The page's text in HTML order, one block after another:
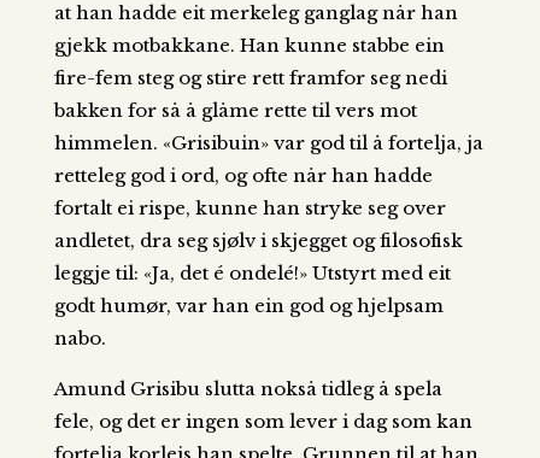
at han hadde eit merkeleg ganglag når han
gjekk motbakkane. Han kunne stabbe ein
fire-fem steg og stire rett framfor seg nedi
bakken for så å glåme rette til vers mot
himmelen. «Grisibuin» var god til å fortelja, ja
retteleg god i ord, og ofte når han hadde
fortalt ei rispe, kunne han stryke seg over
andletet, dra seg sjølv i skjegget og filosofisk
leggje til: «Ja, det é ondelé!» Utstyrt med eit
godt humør, var han ein god og hjelpsam
nabo.
Amund Grisibu slutta nokså tidleg å spela
fele, og det er ingen som lever i dag som kan